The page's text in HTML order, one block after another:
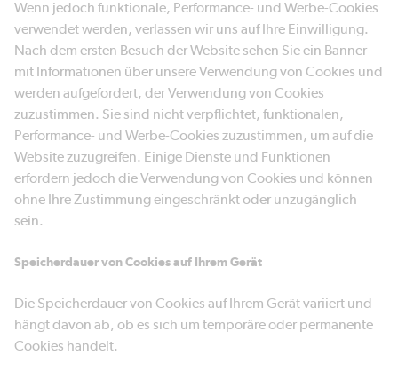
Wenn jedoch funktionale, Performance- und Werbe-Cookies
verwendet werden, verlassen wir uns auf Ihre Einwilligung.
Nach dem ersten Besuch der Website sehen Sie ein Banner
mit Informationen über unsere Verwendung von Cookies und
werden aufgefordert, der Verwendung von Cookies
zuzustimmen. Sie sind nicht verpflichtet, funktionalen,
Performance- und Werbe-Cookies zuzustimmen, um auf die
Website zuzugreifen. Einige Dienste und Funktionen
erfordern jedoch die Verwendung von Cookies und können
ohne Ihre Zustimmung eingeschränkt oder unzugänglich
sein.
Speicherdauer von Cookies auf Ihrem Gerät
Die Speicherdauer von Cookies auf Ihrem Gerät variiert und
hängt davon ab, ob es sich um temporäre oder permanente
Cookies handelt.